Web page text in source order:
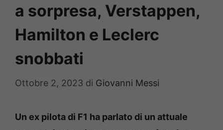
a sorpresa, Verstappen,
Hamilton e Leclerc
snobbati
Ottobre 2, 2023 di Giovanni Messi
Un ex pilota di F1 ha parlato di un attuale